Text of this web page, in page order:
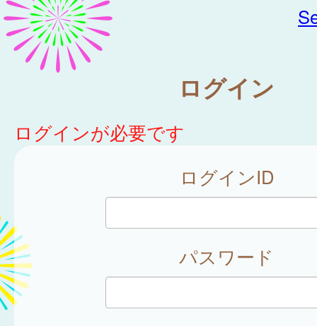
ログイン
ログインが必要です
ログインID
パスワード